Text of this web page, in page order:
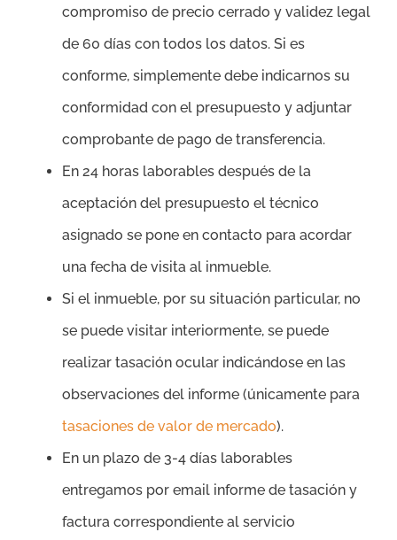
compromiso de precio cerrado y validez legal
de 60 días con todos los datos. Si es
conforme, simplemente debe indicarnos su
conformidad con el presupuesto y adjuntar
comprobante de pago de transferencia.
En 24 horas laborables después de la
aceptación del presupuesto el técnico
asignado se pone en contacto para acordar
una fecha de visita al inmueble.
Si el inmueble, por su situación particular, no
se puede visitar interiormente, se puede
realizar tasación ocular indicándose en las
observaciones del informe (únicamente para
tasaciones de valor de mercado).
En un plazo de 3-4 días laborables
entregamos por email informe de tasación y
factura correspondiente al servicio